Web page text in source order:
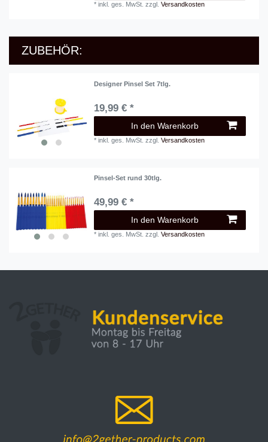
*inkl. ges. MwSt. zzgl.Versandkosten
ZUBEHÖR:
Designer Pinsel Set 7tlg.
19,99 € *
In den Warenkorb
*inkl. ges. MwSt. zzgl.Versandkosten
Pinsel-Set rund 30tlg.
49,99 € *
In den Warenkorb
*inkl. ges. MwSt. zzgl.Versandkosten